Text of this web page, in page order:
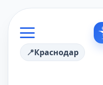
Краснодар